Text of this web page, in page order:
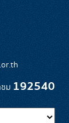
ม 192540